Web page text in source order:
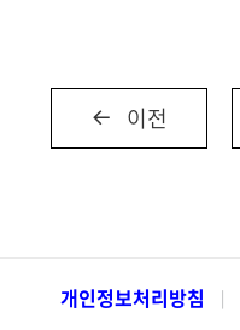
이전
개인정보처리방침